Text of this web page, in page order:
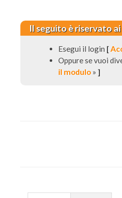
Il seguito è riservato ai
Esegui il login [
Oppure se vuoi
il modulo » ]